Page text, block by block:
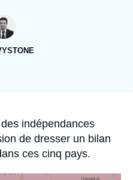
Orient
indépendances
de dresser un bilan
ces cinq pays.